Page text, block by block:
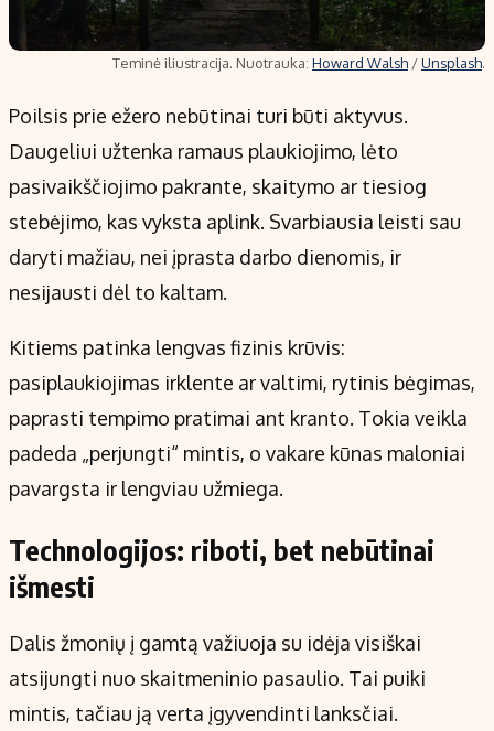
Teminė iliustracija. Nuotrauka: Howard Walsh /Unsplash.
Poilsis prie ežero nebūtinai turi būti aktyvus.
Daugeliui užtenka ramaus plaukiojimo, lėto
pasivaikščiojimo pakrante, skaitymo ar tiesiog
stebėjimo, kas vyksta aplink. Svarbiausia leisti sau
daryti mažiau, nei įprasta darbo dienomis, ir
nesijausti dėl to kaltam.
Kitiems patinka lengvas fizinis krūvis:
pasiplaukiojimas irklente ar valtimi, rytinis bėgimas,
paprasti tempimo pratimai ant kranto. Tokia veikla
padeda „perjungti“ mintis, o vakare kūnas maloniai
pavargsta ir lengviau užmiega.
Technologijos: riboti, bet nebūtinai
išmesti
Dalis žmonių į gamtą važiuoja su idėja visiškai
atsijungti nuo skaitmeninio pasaulio. Tai puiki
mintis, tačiau ją verta įgyvendinti lanksčiai.